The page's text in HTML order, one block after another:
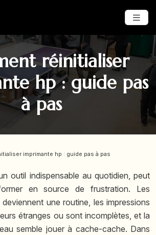
réinitialiser
hp : guide pas
à pas
imprimante hp : guide pas à pas
outil indispensable au quotidien, peut
en source de frustration. Les
une routine, les impressions
étranges ou sont incomplètes, et la
semble jouer à cache-cache. Dans